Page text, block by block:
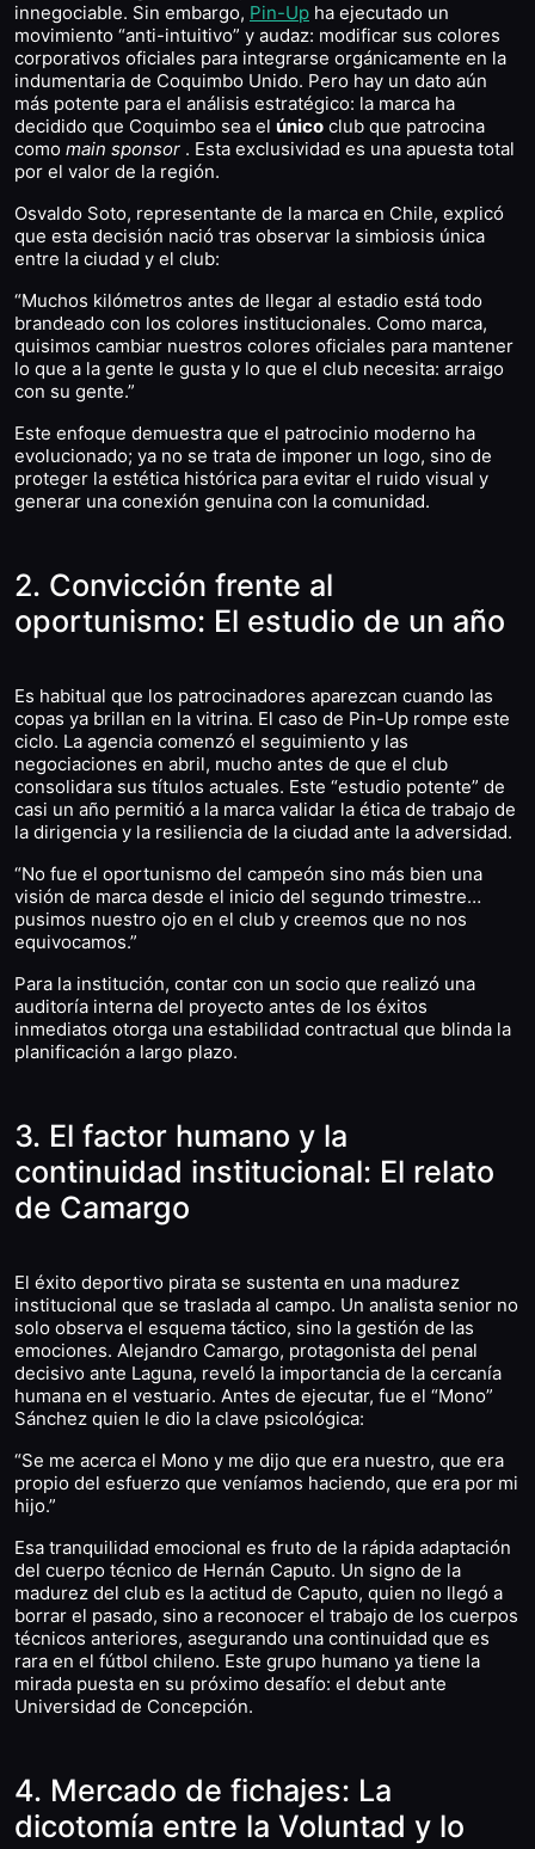
innegociable. Sin embargo, Pin-Up ha ejecutado un
movimiento “anti-intuitivo” y audaz: modificar sus colores
corporativos oficiales para integrarse orgánicamente en la
indumentaria de Coquimbo Unido. Pero hay un dato aún
más potente para el análisis estratégico: la marca ha
decidido que Coquimbo sea el único club que patrocina
como main sponsor . Esta exclusividad es una apuesta total
por el valor de la región.
Osvaldo Soto, representante de la marca en Chile, explicó
que esta decisión nació tras observar la simbiosis única
entre la ciudad y el club:
“Muchos kilómetros antes de llegar al estadio está todo
brandeado con los colores institucionales. Como marca,
quisimos cambiar nuestros colores oficiales para mantener
lo que a la gente le gusta y lo que el club necesita: arraigo
con su gente.”
Este enfoque demuestra que el patrocinio moderno ha
evolucionado; ya no se trata de imponer un logo, sino de
proteger la estética histórica para evitar el ruido visual y
generar una conexión genuina con la comunidad.
2. Convicción frente al
oportunismo: El estudio de un año
Es habitual que los patrocinadores aparezcan cuando las
copas ya brillan en la vitrina. El caso de Pin-Up rompe este
ciclo. La agencia comenzó el seguimiento y las
negociaciones en abril, mucho antes de que el club
consolidara sus títulos actuales. Este “estudio potente” de
casi un año permitió a la marca validar la ética de trabajo de
la dirigencia y la resiliencia de la ciudad ante la adversidad.
“No fue el oportunismo del campeón sino más bien una
visión de marca desde el inicio del segundo trimestre…
pusimos nuestro ojo en el club y creemos que no nos
equivocamos.”
Para la institución, contar con un socio que realizó una
auditoría interna del proyecto antes de los éxitos
inmediatos otorga una estabilidad contractual que blinda la
planificación a largo plazo.
3. El factor humano y la
continuidad institucional: El relato
de Camargo
El éxito deportivo pirata se sustenta en una madurez
institucional que se traslada al campo. Un analista senior no
solo observa el esquema táctico, sino la gestión de las
emociones. Alejandro Camargo, protagonista del penal
decisivo ante Laguna, reveló la importancia de la cercanía
humana en el vestuario. Antes de ejecutar, fue el “Mono”
Sánchez quien le dio la clave psicológica:
“Se me acerca el Mono y me dijo que era nuestro, que era
propio del esfuerzo que veníamos haciendo, que era por mi
hijo.”
Esa tranquilidad emocional es fruto de la rápida adaptación
del cuerpo técnico de Hernán Caputo. Un signo de la
madurez del club es la actitud de Caputo, quien no llegó a
borrar el pasado, sino a reconocer el trabajo de los cuerpos
técnicos anteriores, asegurando una continuidad que es
rara en el fútbol chileno. Este grupo humano ya tiene la
mirada puesta en su próximo desafío: el debut ante
Universidad de Concepción.
4. Mercado de fichajes: La
dicotomía entre la Voluntad y lo